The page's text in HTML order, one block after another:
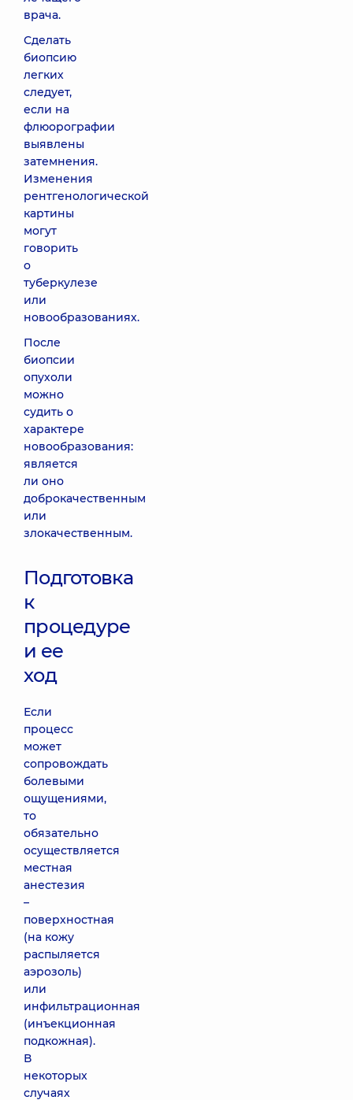
врача.
Сделать
биопсию
легких
следует,
если на
флюорографии
выявлены
затемнения.
Изменения
рентгенологической
картины
могут
говорить
о
туберкулезе
или
новообразованиях.
После
биопсии
опухоли
можно
судить о
характере
новообразования:
является
ли оно
доброкачественным
или
злокачественным.
Подготовка
к
процедуре
и ее
ход
Если
процесс
может
сопровождать
болевыми
ощущениями,
то
обязательно
осуществляется
местная
анестезия
–
поверхностная
(на кожу
распыляется
аэрозоль)
или
инфильтрационная
(инъекционная
подкожная).
В
некоторых
случаях